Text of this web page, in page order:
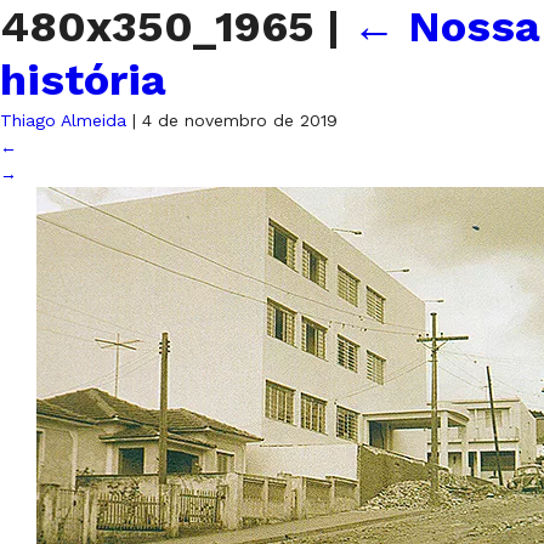
480x350_1965 | ← Nossa
história
Thiago Almeida | 4 de novembro de 2019
←
→